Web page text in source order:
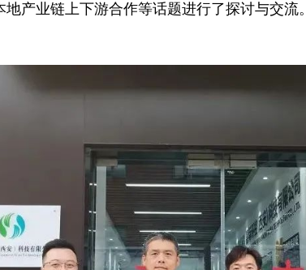
产业链上下游合作等话题进行了探讨与交流。